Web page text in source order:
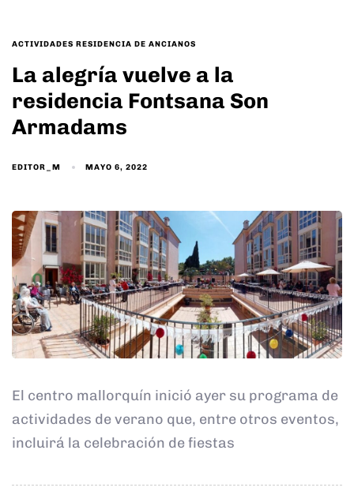
TAGS
ACTIVIDADES RESIDENCIA DE ANCIANOS
La alegría vuelve a la
residencia Fontsana Son
Armadams
EDITOR_M MAYO 6, 2022
El centro mallorquín inició ayer su programa de
actividades de verano que, entre otros eventos,
incluirá la celebración de fiestas